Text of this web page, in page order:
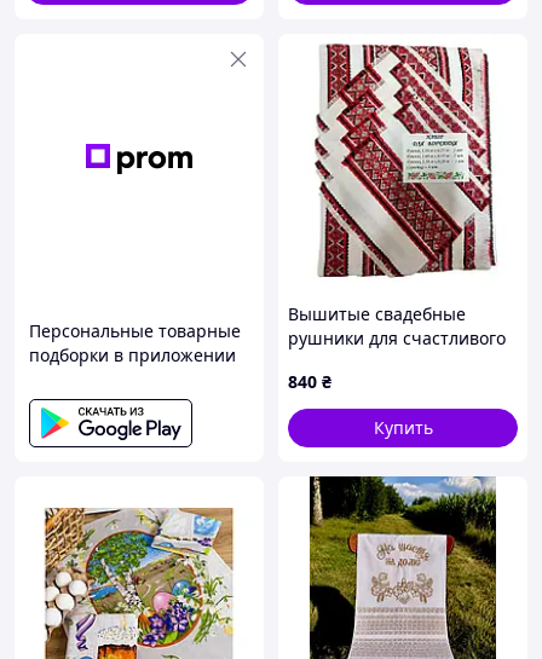
Персональные товарные
подборки в приложении
Вышитые свадебные
рушники для счастливого
родителей и таинства
венчания
840 ₴
Купить